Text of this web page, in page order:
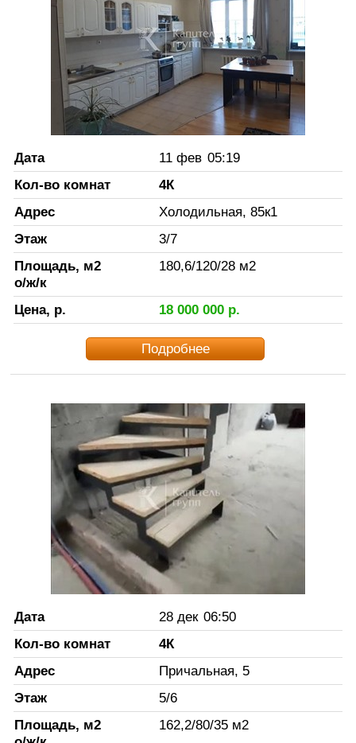
Дата 11 фев 05:19
Кол-во комнат
4К
Адрес
Холодильная, 85к1
Этаж
3/7
Площадь, м2
о/ж/к
180,6/120/28 м2
Цена, р. 18 000 000р.
Подробнее
Дата 28 дек 06:50
Кол-во комнат
4К
Адрес
Причальная, 5
Этаж
5/6
Площадь, м2
162,2/80/35 м2